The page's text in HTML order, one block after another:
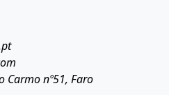
Carmo nº51, Faro